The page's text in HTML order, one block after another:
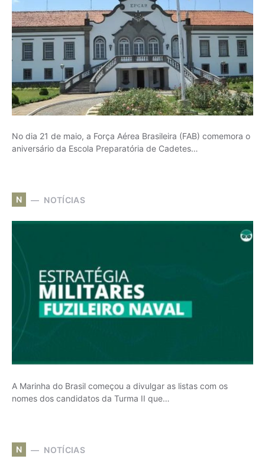
No dia 21 de maio, a Força Aérea Brasileira (FAB) comemora o
aniversário da Escola Preparatória de Cadetes…
N NOTÍCIAS
A Marinha do Brasil começou a divulgar as listas com os
nomes dos candidatos da Turma II que…
N NOTÍCIAS